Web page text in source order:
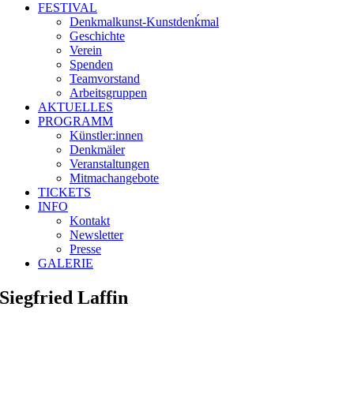
FESTIVAL
Denkmalkunst-Kunstdenḱmal
Geschichte
Verein
Spenden
Teamvorstand
Arbeitsgruppen
AKTUELLES
PROGRAMM
Künstler:innen
Denkmäler
Veranstaltungen
Mitmachangebote
TICKETS
INFO
Kontakt
Newsletter
Presse
GALERIE
Siegfried Laffin